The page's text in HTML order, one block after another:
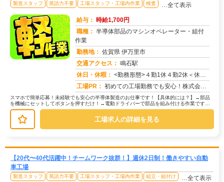
製造スタッフ 英語力不要 工場スタッフ・工場内作業 検査 …全て表示
給与： 時給1,700円
職種： 半導体部品のマシンオペレーター・組付
作業
勤務地： 佐賀県 伊万里市
交通アクセス： 鳴石駅
休日・休暇： <勤務形態>４勤1休４勤2休＜休日＞シフトカレンダーによる
工場PR： 初めての工場勤務でも安心！株式会社京栄センターで新しい一歩を踏み出してみませんか？→家具付き寮が初期費用０円で利用...
スマホで簡単応募！未経験でも安心の半導体製造のお仕事です！【具体的には？】→部品
を機械にセットしてボタンを押すだけ！→電動ドライバーで部品を組み付ける作業です。
→完成した製品を目で見て検査します...
工場求人の詳細を見る
【20代〜40代活躍中！チームワーク抜群！】週休2日制！働きやすい自動
車工場
製造スタッフ 英語力不要 工場スタッフ・工場内作業 組立・組付け …全て表示